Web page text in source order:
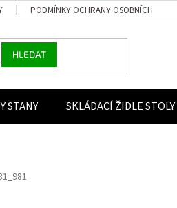
PODMÍNKY OCHRANY OSOBNÍCH ÚDAJŮ
HLEDAT
STANY SKLÁDACÍ ŽIDLE STOLY